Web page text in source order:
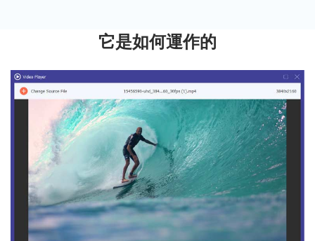
它是如何運作的